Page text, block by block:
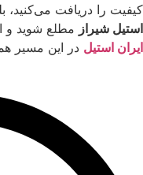
کیفیت را دریافت می‌کنید،
استیل شیراز مطلع شوید و
ایران استیل در این مسیر